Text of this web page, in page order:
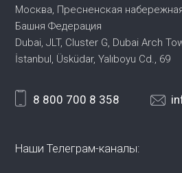
Москва, Пресненская
Башня Федерация
Dubai, JLT, Cluster G, Dubai Arch
İstanbul, Üsküdar, Yalıboyu Cd., 69
8 800 700 8 358
Наши Телеграм-каналы: